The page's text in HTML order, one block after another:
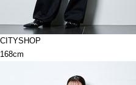
CITYSHOP
168cm